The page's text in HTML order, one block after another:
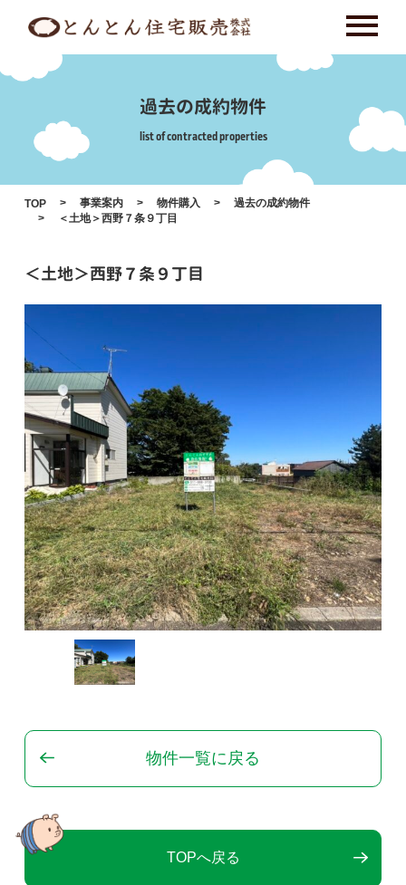
content
過去の成約物件
list of contracted properties
TOP 事業案内 物件購入
過去の成約物件
＜土地＞西野７条９丁目
＜土地＞西野７条９丁目
物件一覧に戻る
TOPへ戻る